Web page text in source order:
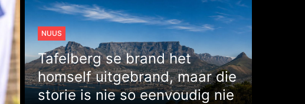
NUUS
Tafelberg se brand het
homself uitgebrand, maar die
storie is nie so eenvoudig nie